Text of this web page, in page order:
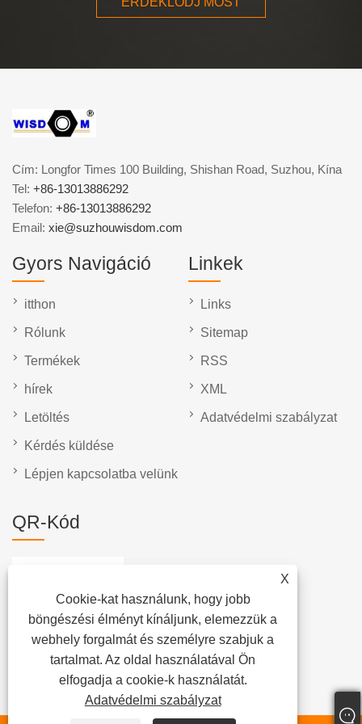
X
Cookie-kat használunk, hogy jobb
böngészési élményt kínáljunk, elemezzük a
webhely forgalmát és személyre szabjuk a
tartalmat. Az oldal használatával Ön
elfogadja a cookie-k használatát.
Adatvédelmi szabályzat
Cím: Longfor Times 100 Building, Shishan Road, Suzhou, Kína
Tel: +86-13013886292
Telefon: +86-13013886292
Email: xie@suzhouwisdom.com
Gyors Navigáció
itthon
Rólunk
Termékek
hírek
Letöltés
Kérdés küldése
Lépjen kapcsolatba velünk
Linkek
Links
Sitemap
RSS
XML
Adatvédelmi szabályzat
QR-Kód